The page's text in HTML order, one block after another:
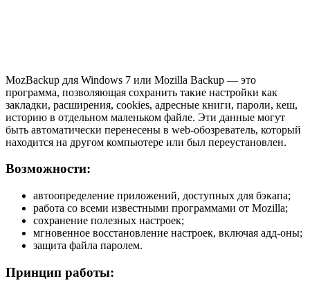
MozBackup для Windows 7 или Mozilla Backup — это
программа, позволяющая сохранить такие настройки как
закладки, расширения, cookies, адресные книги, пароли, кеш,
историю в отдельном маленьком файле. Эти данные могут
быть автоматически перенесены в web-обозреватель, который
находится на другом компьютере или был переустановлен.
Возможности:
автоопределение приложений, доступных для бэкапа;
работа со всеми известными программами от Mozilla;
сохранение полезных настроек;
мгновенное восстановление настроек, включая адд-оны;
защита файла паролем.
Принцип работы: